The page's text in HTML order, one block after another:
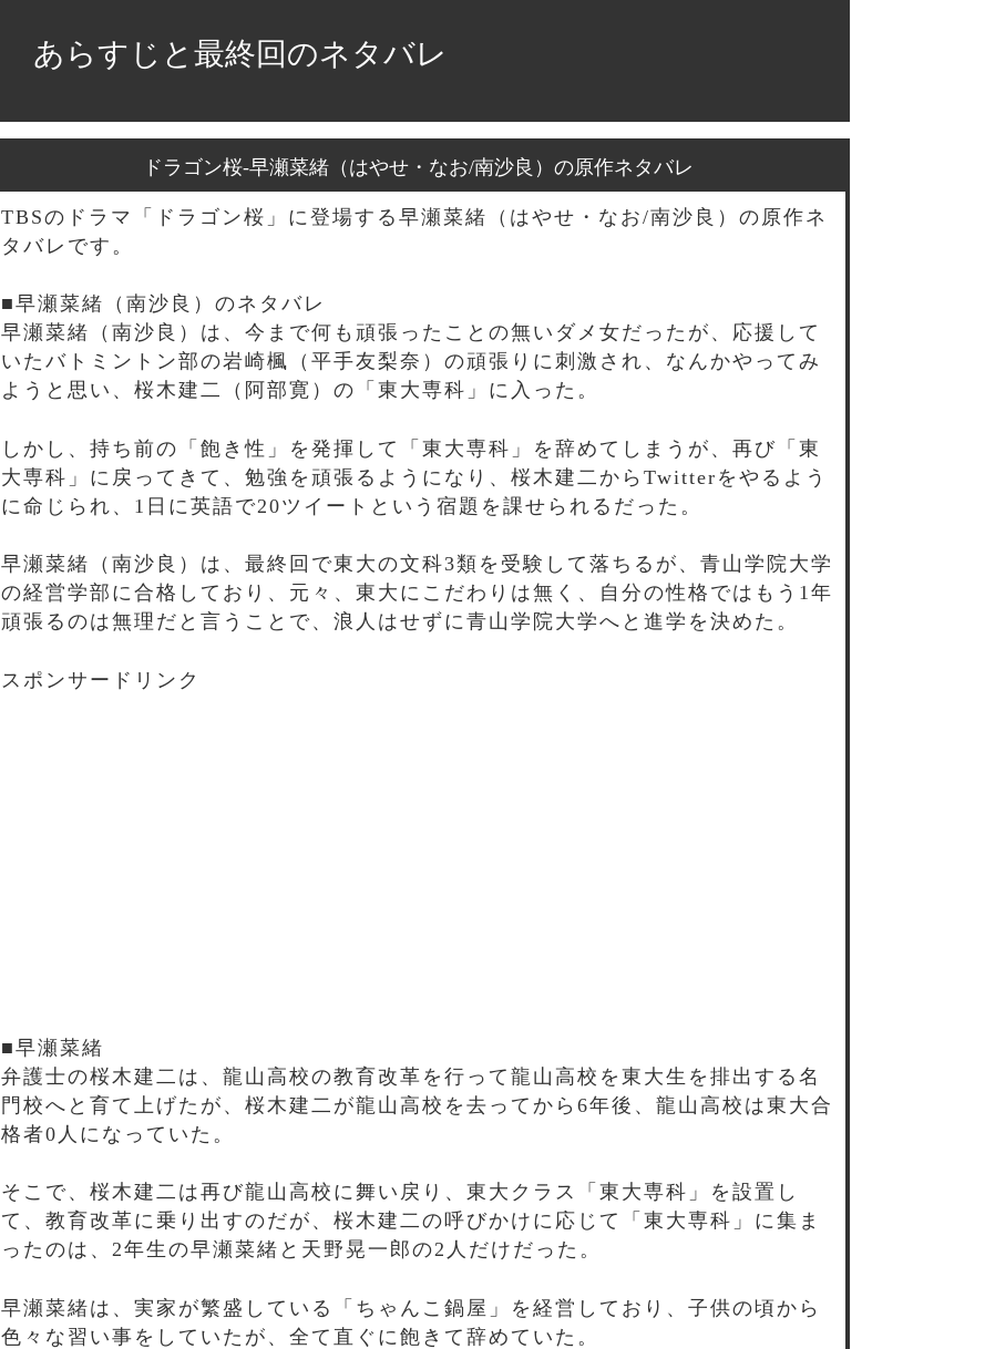
あらすじと最終回のネタバレ
ドラゴン桜-早瀬菜緒（はやせ・なお/南沙良）の原作ネタバレ
TBSのドラマ「ドラゴン桜」に登場する早瀬菜緒（はやせ・なお/南沙良）の原作ネ
タバレです。
■早瀬菜緒（南沙良）のネタバレ
早瀬菜緒（南沙良）は、今まで何も頑張ったことの無いダメ女だったが、応援して
いたバトミントン部の岩崎楓（平手友梨奈）の頑張りに刺激され、なんかやってみ
ようと思い、桜木建二（阿部寛）の「東大専科」に入った。
しかし、持ち前の「飽き性」を発揮して「東大専科」を辞めてしまうが、再び「東
大専科」に戻ってきて、勉強を頑張るようになり、桜木建二からTwitterをやるよう
に命じられ、1日に英語で20ツイートという宿題を課せられるだった。
早瀬菜緒（南沙良）は、最終回で東大の文科3類を受験して落ちるが、青山学院大学
の経営学部に合格しており、元々、東大にこだわりは無く、自分の性格ではもう1年
頑張るのは無理だと言うことで、浪人はせずに青山学院大学へと進学を決めた。
スポンサードリンク
■早瀬菜緒
弁護士の桜木建二は、龍山高校の教育改革を行って龍山高校を東大生を排出する名
門校へと育て上げたが、桜木建二が龍山高校を去ってから6年後、龍山高校は東大合
格者0人になっていた。
そこで、桜木建二は再び龍山高校に舞い戻り、東大クラス「東大専科」を設置し
て、教育改革に乗り出すのだが、桜木建二の呼びかけに応じて「東大専科」に集ま
ったのは、2年生の早瀬菜緒と天野晃一郎の2人だけだった。
早瀬菜緒は、実家が繁盛している「ちゃんこ鍋屋」を経営しており、子供の頃から
色々な習い事をしていたが、全て直ぐに飽きて辞めていた。